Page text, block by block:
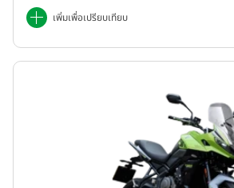
เพิ่มเพื่อเปรียบเทียบ